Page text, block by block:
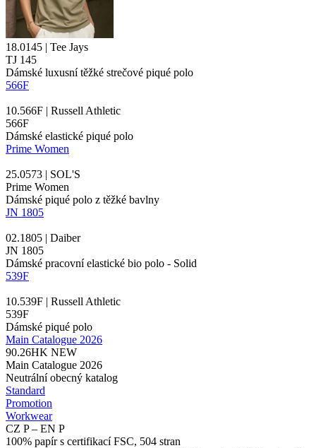
18.0145 | Tee Jays
TJ 145
Dámské luxusní těžké strečové piqué polo
566F
10.566F | Russell Athletic
566F
Dámské elastické piqué polo
Prime Women
25.0573 | SOL'S
Prime Women
Dámské piqué polo z těžké bavlny
JN 1805
02.1805 | Daiber
JN 1805
Dámské pracovní elastické bio polo - Solid
539F
10.539F | Russell Athletic
539F
Dámské piqué polo
Main Catalogue 2026
90.26HK NEW
Main Catalogue 2026
Neutrální obecný katalog
Standard
Promotion
Workwear
CZ P – EN P
100% papír s certifikací FSC, 504 stran